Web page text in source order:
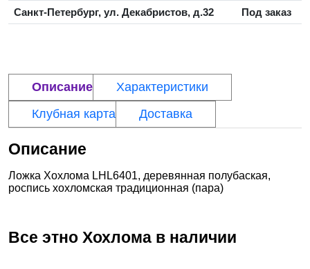
Санкт-Петербург, ул. Декабристов, д.32
Под заказ
Описание
Характеристики
Клубная карта
Доставка
Описание
Ложка Хохлома LHL6401, деревянная полубаская,
роспись хохломская традиционная (пара)
Все этно Хохлома в наличии